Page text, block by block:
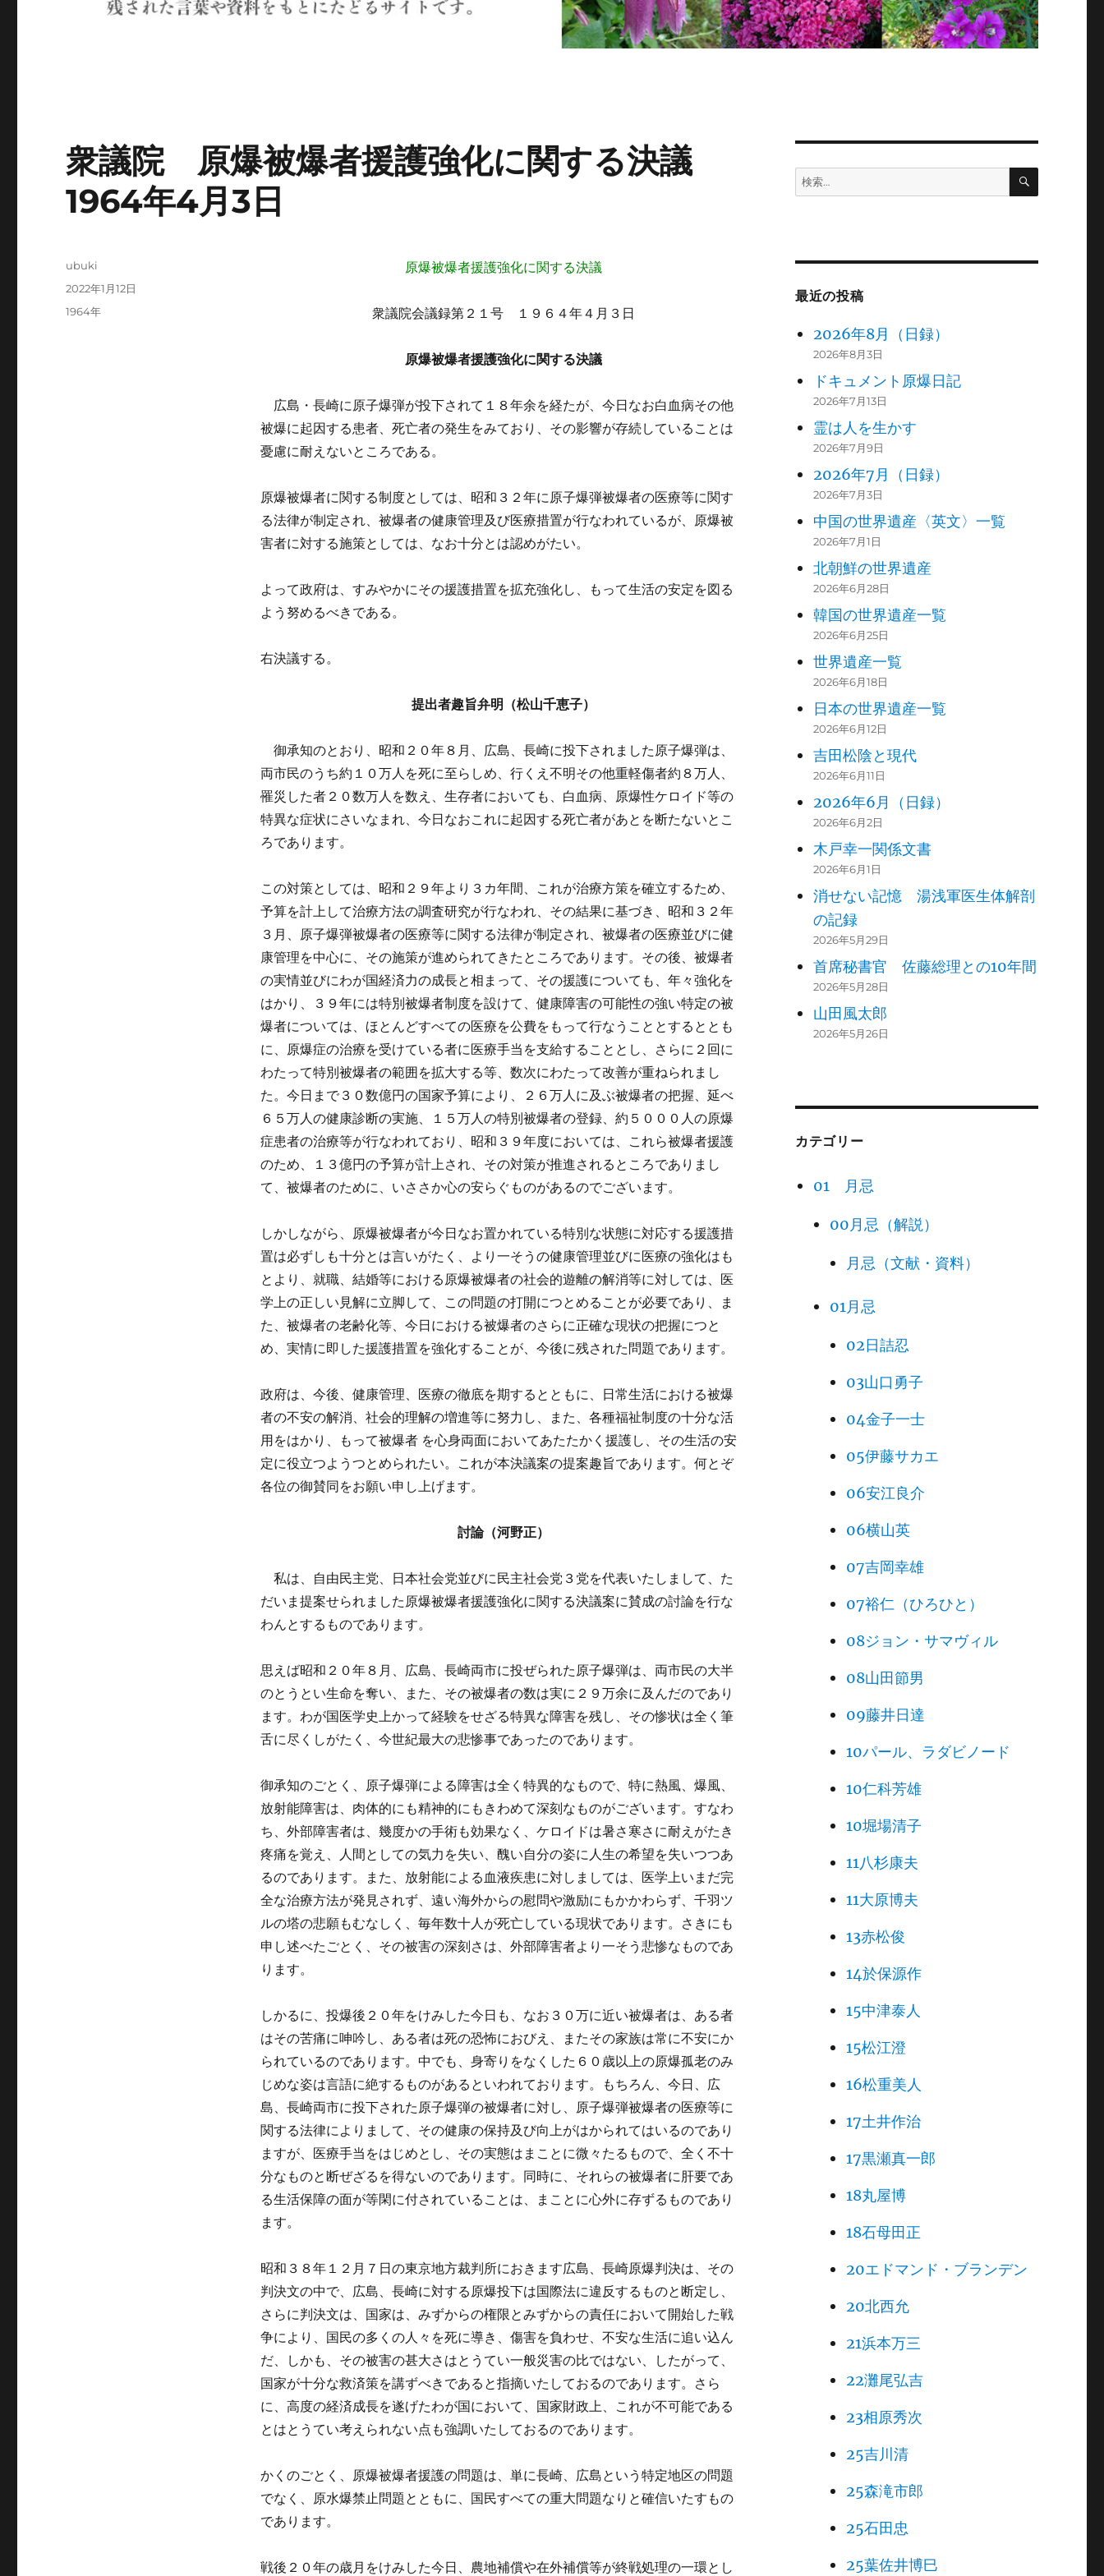
衆議院 原爆被爆者援護強化に関する決議
1964年4月3日
原爆被爆者援護強化に関する決議
衆議院会議録第２１号 １９６４年４月３日
原爆被爆者援護強化に関する決議
広島・長崎に原子爆弾が投下されて１８年余を経たが、今日なお白血病その他
被爆に起因する患者、死亡者の発生をみており、その影響が存続していることは
憂慮に耐えないところである。
原爆被爆者に関する制度としては、昭和３２年に原子爆弾被爆者の医療等に関す
る法律が制定され、被爆者の健康管理及び医療措置が行なわれているが、原爆被
害者に対する施策としては、なお十分とは認めがたい。
よって政府は、すみやかにその援護措置を拡充強化し、もって生活の安定を図る
よう努めるべきである。
右決議する。
提出者趣旨弁明（松山千恵子）
御承知のとおり、昭和２０年８月、広島、長崎に投下されました原子爆弾は、
両市民のうち約１０万人を死に至らしめ、行くえ不明その他重軽傷者約８万人、
罹災した者２０数万人を数え、生存者においても、白血病、原爆性ケロイド等の
特異な症状にさいなまれ、今日なおこれに起因する死亡者があとを断たないとこ
ろであります。
この対策としては、昭和２９年より３カ年間、これが治療方策を確立するため、
予算を計上して治療方法の調査研究が行なわれ、その結果に基づき、昭和３２年
３月、原子爆弾被爆者の医療等に関する法律が制定され、被爆者の医療並びに健
康管理を中心に、その施策が進められてきたところであります。その後、被爆者
の実情並びにわが国経済力の成長と相まって、その援護についても、年々強化を
はかり、３９年には特別被爆者制度を設けて、健康障害の可能性の強い特定の被
爆者については、ほとんどすべての医療を公費をもって行なうこととするととも
に、原爆症の治療を受けている者に医療手当を支給することとし、さらに２回に
わたって特別被爆者の範囲を拡大する等、数次にわたって改善が重ねられまし
た。今日まで３０数億円の国家予算により、２６万人に及ぶ被爆者の把握、延べ
６５万人の健康診断の実施、１５万人の特別被爆者の登録、約５０００人の原爆
症患者の治療等が行なわれており、昭和３９年度においては、これら被爆者援護
のため、１３億円の予算が計上され、その対策が推進されるところでありまし
て、被爆者のために、いささか心の安らぐものがあるのでございます。
しかしながら、原爆被爆者が今日なお置かれている特別な状態に対応する援護措
置は必ずしも十分とは言いがたく、より一そうの健康管理並びに医療の強化はも
とより、就職、結婚等における原爆被爆者の社会的遊離の解消等に対しては、医
学上の正しい見解に立脚して、この問題の打開につとめることが必要であり、ま
た、被爆者の老齢化等、今日における被爆者のさらに正確な現状の把握につと
め、実情に即した援護措置を強化することが、今後に残された問題であります。
政府は、今後、健康管理、医療の徹底を期するとともに、日常生活における被爆
者の不安の解消、社会的理解の増進等に努力し、また、各種福祉制度の十分な活
用をはかり、もって被爆者 を心身両面においてあたたかく援護し、その生活の安
定に役立つようつとめられたい。これが本決議案の提案趣旨であります。何とぞ
各位の御賛同をお願い申し上げます。
討論（河野正）
私は、自由民主党、日本社会党並びに民主社会党３党を代表いたしまして、た
だいま提案せられました原爆被爆者援護強化に関する決議案に賛成の討論を行な
わんとするものであります。
思えば昭和２０年８月、広島、長崎両市に投ぜられた原子爆弾は、両市民の大半
のとうとい生命を奪い、また、その被爆者の数は実に２９万余に及んだのであり
ます。わが国医学史上かって経験をせざる特異な障害を残し、その惨状は全く筆
舌に尽くしがたく、今世紀最大の悲惨事であったのであります。
御承知のごとく、原子爆弾による障害は全く特異的なもので、特に熱風、爆風、
放射能障害は、肉体的にも精神的にもきわめて深刻なものがございます。すなわ
ち、外部障害者は、幾度かの手術も効果なく、ケロイドは暑さ寒さに耐えがたき
疼痛を覚え、人間としての気力を失い、醜い自分の姿に人生の希望を失いつつあ
るのであります。また、放射能による血液疾患に対しましては、医学上いまだ完
全な治療方法が発見されず、遠い海外からの慰問や激励にもかかわらず、千羽ツ
ルの塔の悲願もむなしく、毎年数十人が死亡している現状であります。さきにも
申し述べたごとく、その被害の深刻さは、外部障害者より一そう悲惨なものであ
ります。
しかるに、投爆後２０年をけみした今日も、なお３０万に近い被爆者は、ある者
はその苦痛に呻吟し、ある者は死の恐怖におびえ、またその家族は常に不安にか
られているのであります。中でも、身寄りをなくした６０歳以上の原爆孤老のみ
じめな姿は言語に絶するものがあるといわれております。もちろん、今日、広
島、長崎両市に投下された原子爆弾の被爆者に対し、原子爆弾被爆者の医療等に
関する法律によりまして、その健康の保持及び向上がはかられてはいるのであり
ますが、医療手当をはじめとし、その実態はまことに微々たるもので、全く不十
分なものと断ぜざるを得ないのであります。同時に、それらの被爆者に肝要であ
る生活保障の面が等閑に付されていることは、まことに心外に存ずるものであり
ます。
昭和３８年１２月７日の東京地方裁判所におきます広島、長崎原爆判決は、その
判決文の中で、広島、長崎に対する原爆投下は国際法に違反するものと断定し、
さらに判決文は、国家は、みずからの権限とみずからの責任において開始した戦
争により、国民の多くの人々を死に導き、傷害を負わせ、不安な生活に追い込ん
だ、しかも、その被害の甚大さはとうてい一般災害の比ではない、したがって、
国家が十分な救済策を講ずべきであると指摘いたしておるのであります。さら
に、高度の経済成長を遂げたわが国において、国家財政上、これが不可能である
とはとうてい考えられない点も強調いたしておるのであります。
かくのごとく、原爆被爆者援護の問題は、単に長崎、広島という特定地区の問題
でなく、原水爆禁止問題とともに、国民すべての重大問題なりと確信いたすもの
であります。
戦後２０年の歳月をけみした今日、農地補償や在外補償等が終戦処理の一環とし
投
ubuki
投
2022年1月12日
カ
1964年
検
索:
検
最近の投稿
2026年8月（日録）
2026年8月3日
ドキュメント原爆日記
2026年7月13日
霊は人を生かす
2026年7月9日
2026年7月（日録）
2026年7月3日
中国の世界遺産〈英文〉一覧
2026年7月1日
北朝鮮の世界遺産
2026年6月28日
韓国の世界遺産一覧
2026年6月25日
世界遺産一覧
2026年6月18日
日本の世界遺産一覧
2026年6月12日
吉田松陰と現代
2026年6月11日
2026年6月（日録）
2026年6月2日
木戸幸一関係文書
2026年6月1日
消せない記憶 湯浅軍医生体解剖
の記録
2026年5月29日
首席秘書官 佐藤総理との10年間
2026年5月28日
山田風太郎
2026年5月26日
カテゴリー
01 月忌
00月忌（解説）
月忌（文献・資料）
01月忌
02日詰忍
03山口勇子
04金子一士
05伊藤サカエ
06安江良介
06横山英
07吉岡幸雄
07裕仁（ひろひと）
08ジョン・サマヴィル
08山田節男
09藤井日達
10パール、ラダビノード
10仁科芳雄
10堀場清子
11八杉康夫
11大原博夫
13赤松俊
14於保源作
15中津泰人
15松江澄
16松重美人
17土井作治
17黒瀬真一郎
18丸屋博
18石母田正
20エドマンド・ブランデン
20北西允
21浜本万三
22灘尾弘吉
23相原秀次
25吉川清
25森滝市郎
25石田忠
25葉佐井博巳